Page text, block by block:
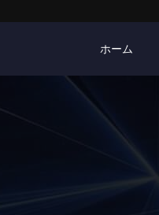
ホーム